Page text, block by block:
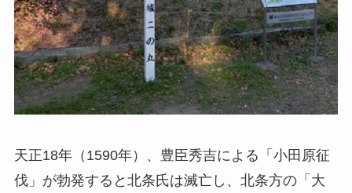
天正18年（1590年）、豊臣秀吉による「小田原征
伐」が勃発すると北条氏は滅亡し、北条方の「大